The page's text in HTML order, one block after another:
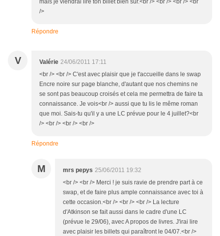
mais je viendrai lire ton billet bien sûr.<br /> <br /> <br /> <br
/>
Répondre
V Valérie 24/06/2011 17:11
<br /> <br /> C'est avec plaisir que je t'accueille dans le swap
Encre noire sur page blanche, d'autant que nos chemins ne
se sont pas beaucoup croisés et cela me permettra de faire ta
connaissance. Je vois<br /> aussi que tu lis le même roman
que moi. Sais-tu qu'il y a une LC prévue pour le 4 juillet?<br
/> <br /> <br /> <br />
Répondre
M mrs pepys 25/06/2011 19:32
<br /> <br /> Merci ! je suis ravie de prendre part à ce
swap, et de faire plus ample connaissance avec toi à
cette occasion.<br /> <br /> <br /> La lecture
d'Atkinson se fait aussi dans le cadre d'une LC
(prévue le 29/06), avec A propos de livres. J'irai lire
avec plaisir les billets qui paraîtront le 04/07.<br />